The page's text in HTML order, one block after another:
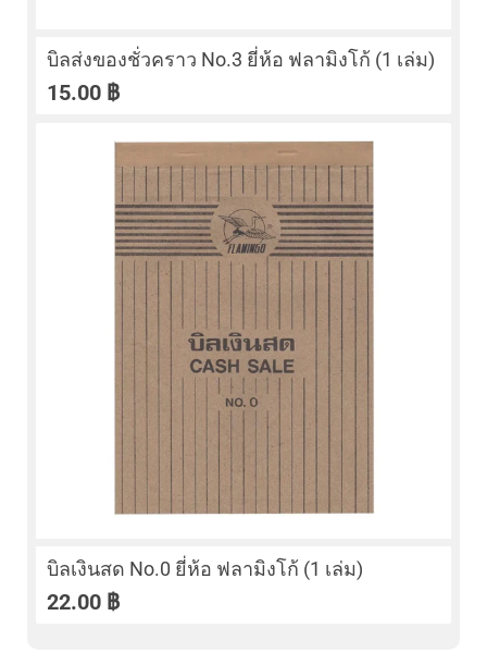
บิลส่งของชั่วคราว No.3 ยี่ห้อ ฟลามิงโก้ (1 เล่ม)
15.00 ฿
บิลเงินสด No.0 ยี่ห้อ ฟลามิงโก้ (1 เล่ม)
22.00 ฿